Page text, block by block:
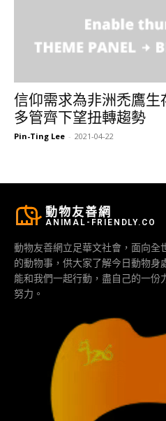
信仰需求為非洲禿鷹
多管齊下望扭轉趨勢
Pin-Ting Lee - 2021-04-22
動物友善網
ANIMAL-FRIENDLY.CO
動物友善網立足華文社會，面向全
的動物事，供大家了解今日動物身
能和我們一起行動，盡自己的一份
努力。